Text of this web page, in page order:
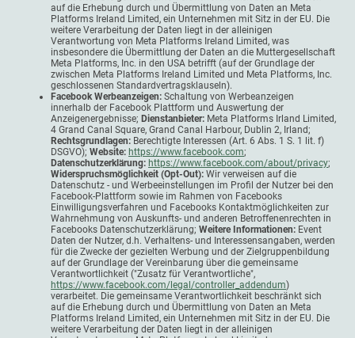
auf die Erhebung durch und Übermittlung von Daten an Meta
Platforms Ireland Limited, ein Unternehmen mit Sitz in der EU. Die
weitere Verarbeitung der Daten liegt in der alleinigen
Verantwortung von Meta Platforms Ireland Limited, was
insbesondere die Übermittlung der Daten an die Muttergesellschaft
Meta Platforms, Inc. in den USA betrifft (auf der Grundlage der
zwischen Meta Platforms Ireland Limited und Meta Platforms, Inc.
geschlossenen Standardvertragsklauseln).
Facebook Werbeanzeigen: Schaltung von Werbeanzeigen
innerhalb der Facebook Plattform und Auswertung der
Anzeigenergebnisse; Dienstanbieter: Meta Platforms Irland Limited,
4 Grand Canal Square, Grand Canal Harbour, Dublin 2, Irland;
Rechtsgrundlagen: Berechtigte Interessen (Art. 6 Abs. 1 S. 1 lit. f)
DSGVO); Website: https://www.facebook.com;
Datenschutzerklärung: https://www.facebook.com/about/privacy;
Widerspruchsmöglichkeit (Opt-Out): Wir verweisen auf die
Datenschutz - und Werbeeinstellungen im Profil der Nutzer bei den
Facebook-Plattform sowie im Rahmen von Facebooks
Einwilligungsverfahren und Facebooks Kontaktmöglichkeiten zur
Wahrnehmung von Auskunfts- und anderen Betroffenenrechten in
Facebooks Datenschutzerklärung; Weitere Informationen: Event
Daten der Nutzer, d.h. Verhaltens- und Interessensangaben, werden
für die Zwecke der gezielten Werbung und der Zielgruppenbildung
auf der Grundlage der Vereinbarung über die gemeinsame
Verantwortlichkeit ("Zusatz für Verantwortliche",
https://www.facebook.com/legal/controller_addendum)
verarbeitet. Die gemeinsame Verantwortlichkeit beschränkt sich
auf die Erhebung durch und Übermittlung von Daten an Meta
Platforms Ireland Limited, ein Unternehmen mit Sitz in der EU. Die
weitere Verarbeitung der Daten liegt in der alleinigen